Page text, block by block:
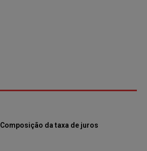
Composição da taxa de juros